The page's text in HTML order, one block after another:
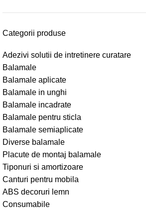
Categorii produse
Adezivi solutii de intretinere curatare
Balamale
Balamale aplicate
Balamale in unghi
Balamale incadrate
Balamale pentru sticla
Balamale semiaplicate
Diverse balamale
Placute de montaj balamale
Tiponuri si amortizoare
Canturi pentru mobila
ABS decoruri lemn
Consumabile